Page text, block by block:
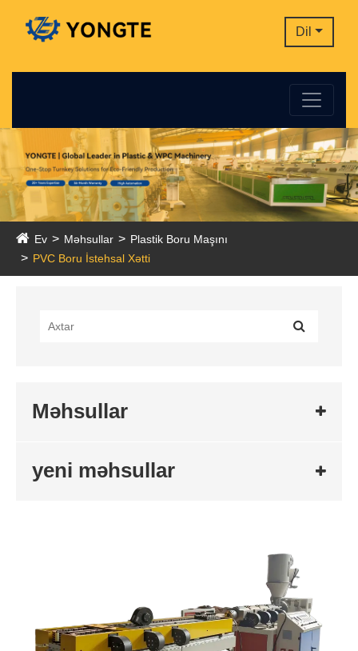
Dil
Ev Məhsullar
Plastik Boru Maşını
PVC Boru İstehsal Xətti
Məhsullar
yeni məhsullar